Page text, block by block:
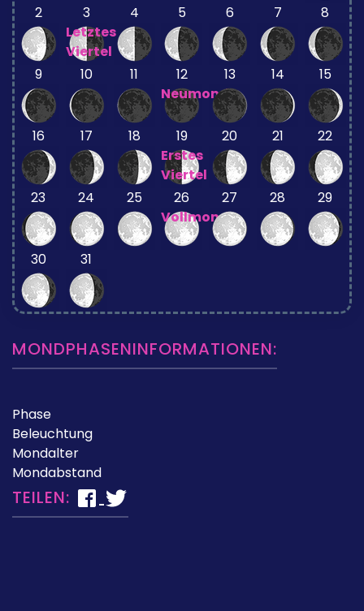
2
3
Letztes
Viertel
4 5 6 7 8
9 10 11
12
Neumond
13 14 15
16 17 18
19
Erstes
Viertel
20 21 22
23 24 25
26
Vollmond
27 28 29
30 31
MONDPHASENINFORMATIONEN:
Phase
Beleuchtung
Mondalter
Mondabstand
TEILEN: